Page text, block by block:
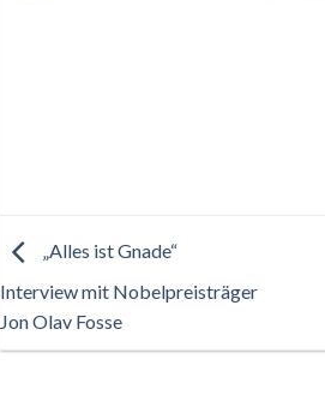
„Alles ist Gnade“
Interview mit Nobelpreisträger
Jon Olav Fosse